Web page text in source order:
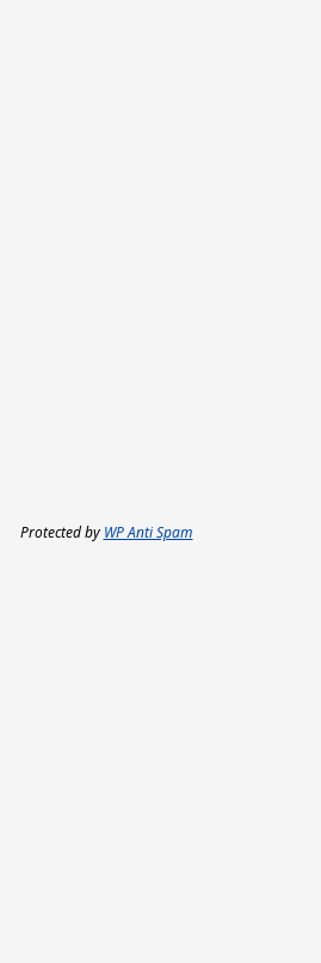
Protected by WP Anti Spam